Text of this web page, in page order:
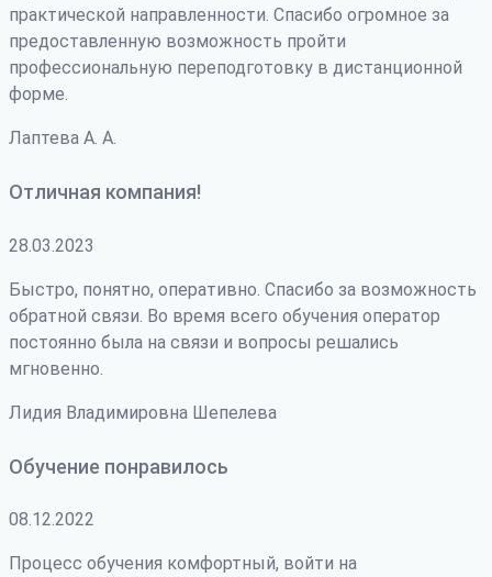
практической направленности. Спасибо огромное за
предоставленную возможность пройти
профессиональную переподготовку в дистанционной
форме.
Лаптева А. А.
Отличная компания!
28.03.2023
Быстро, понятно, оперативно. Спасибо за возможность
обратной связи. Во время всего обучения оператор
постоянно была на связи и вопросы решались
мгновенно.
Лидия Владимировна Шепелева
Обучение понравилось
08.12.2022
Процесс обучения комфортный, войти на